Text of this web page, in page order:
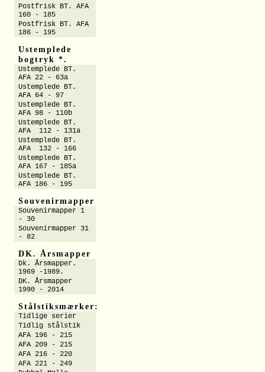
Postfrisk BT. AFA
160 - 185
Postfrisk BT. AFA
186 - 195
Ustemplede
bogtryk *.
Ustemplede BT.
AFA 22 - 63a
Ustemplede BT.
AFA 64 - 97
Ustemplede BT.
AFA 98 - 110b
Ustemplede BT.
AFA 112 - 131a
Ustemplede BT.
AFA 132 - 166
Ustemplede BT.
AFA 167 - 185a
Ustemplede BT.
AFA 186 - 195
Souvenirmapper
Souvenirmapper 1
- 30
Souvenirmapper 31
- 82
DK. Årsmapper
Dk. Årsmapper.
1969 -1989.
DK. Årsmapper
1990 - 2014
Stålstiksmærker:
Tidlige serier
Tidlig stålstik
AFA 196 - 215
AFA 209 - 215
AFA 216 - 220
AFA 221 - 249